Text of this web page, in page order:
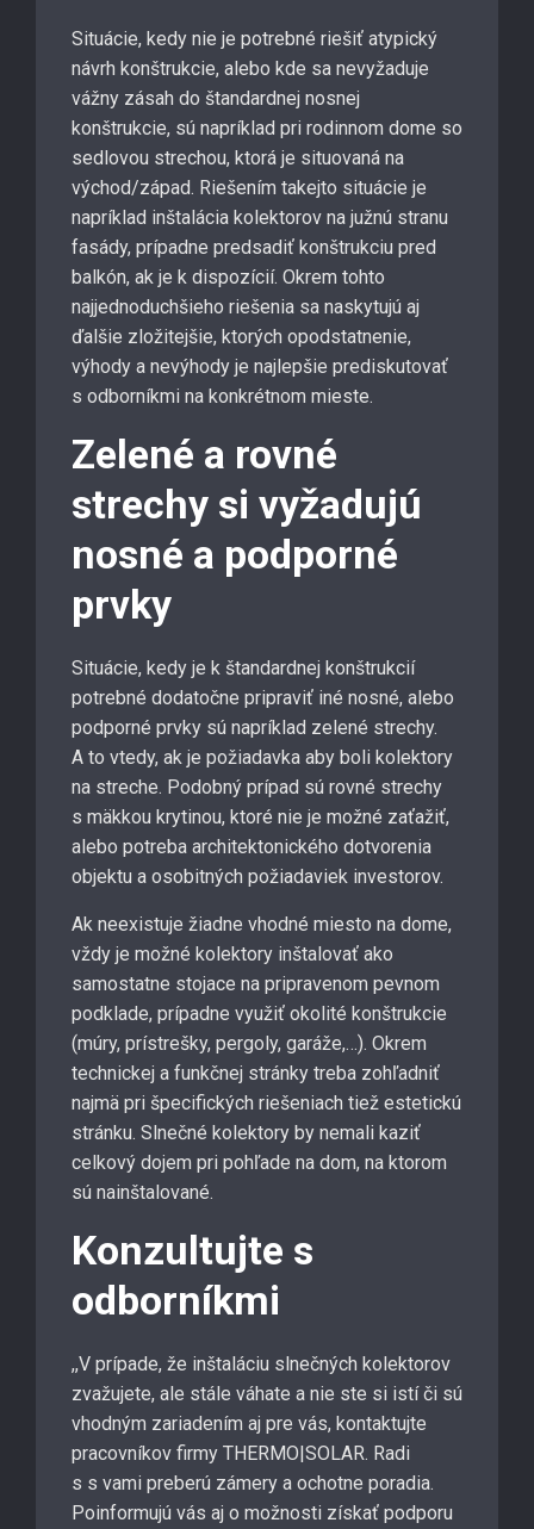
Situácie, kedy nie je potrebné riešiť atypický
návrh konštrukcie, alebo kde sa nevyžaduje
vážny zásah do štandardnej nosnej
konštrukcie, sú napríklad pri rodinnom dome so
sedlovou strechou, ktorá je situovaná na
východ/západ. Riešením takejto situácie je
napríklad inštalácia kolektorov na južnú stranu
fasády, prípadne predsadiť konštrukciu pred
balkón, ak je k dispozícií. Okrem tohto
najjednoduchšieho riešenia sa naskytujú aj
ďalšie zložitejšie, ktorých opodstatnenie,
výhody a nevýhody je najlepšie prediskutovať
s odborníkmi na konkrétnom mieste.
Zelené a rovné
strechy si vyžadujú
nosné a podporné
prvky
Situácie, kedy je k štandardnej konštrukcií
potrebné dodatočne pripraviť iné nosné, alebo
podporné prvky sú napríklad zelené strechy.
A to vtedy, ak je požiadavka aby boli kolektory
na streche. Podobný prípad sú rovné strechy
s mäkkou krytinou, ktoré nie je možné zaťažiť,
alebo potreba architektonického dotvorenia
objektu a osobitných požiadaviek investorov.
Ak neexistuje žiadne vhodné miesto na dome,
vždy je možné kolektory inštalovať ako
samostatne stojace na pripravenom pevnom
podklade, prípadne využiť okolité konštrukcie
(múry, prístrešky, pergoly, garáže,…). Okrem
technickej a funkčnej stránky treba zohľadniť
najmä pri špecifických riešeniach tiež estetickú
stránku. Slnečné kolektory by nemali kaziť
celkový dojem pri pohľade na dom, na ktorom
sú nainštalované.
Konzultujte s
odborníkmi
,,V prípade, že inštaláciu slnečných kolektorov
zvažujete, ale stále váhate a nie ste si istí či sú
vhodným zariadením aj pre vás, kontaktujte
pracovníkov firmy THERMO|SOLAR. Radi
s s vami preberú zámery a ochotne poradia.
Poinformujú vás aj o možnosti získať podporu